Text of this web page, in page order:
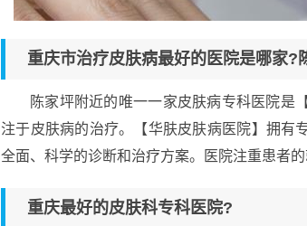
重庆市治疗皮肤病最好的医院是哪家?
陈家坪附近的唯一一家皮肤病专科医院是
注于皮肤病的治疗。【华肤皮肤病医院】拥有
全面、科学的诊断和治疗方案。医院注重患者
重庆最好的皮肤科专科医院?